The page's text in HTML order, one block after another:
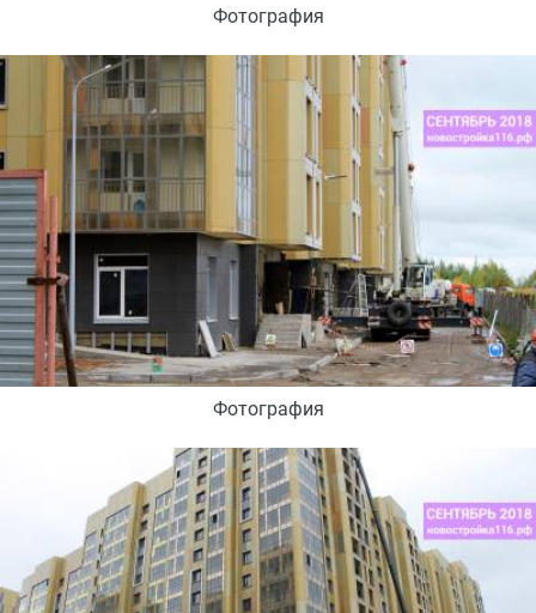
Фотография
Фотография